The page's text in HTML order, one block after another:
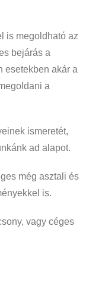
is megoldható az
bejárás a
esetekben akár a
a
ismeretét,
ad alapot.
még asztali és
is.
vagy céges